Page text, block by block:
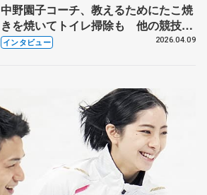
中野園子コーチ、教えるためにたこ焼
きを焼いてトイレ掃除も 他の競技に
も通用するという坂本花織の筋肉
インタビュー 2026.04.09